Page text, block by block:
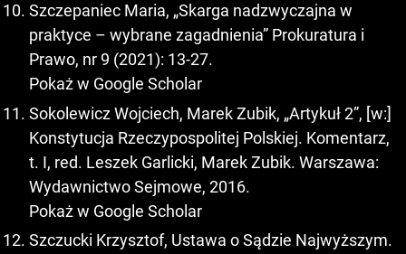
Szczepaniec Maria, „Skarga nadzwyczajna w
praktyce – wybrane zagadnienia” Prokuratura i
Prawo, nr 9 (2021): 13-27.
Pokaż w Google Scholar
Sokolewicz Wojciech, Marek Zubik, „Artykuł 2”, [w:]
Konstytucja Rzeczypospolitej Polskiej. Komentarz,
t. I, red. Leszek Garlicki, Marek Zubik. Warszawa:
Wydawnictwo Sejmowe, 2016.
Pokaż w Google Scholar
Szczucki Krzysztof, Ustawa o Sądzie Najwyższym.